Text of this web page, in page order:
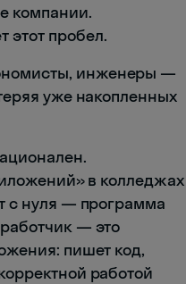
компании.
этот пробел.
инженеры —
уже накопленных
в колледжах
с нуля — программа
— это
пишет код,
работой